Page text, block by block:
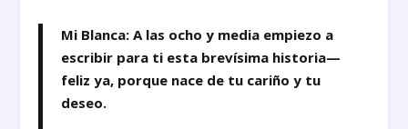
Mi Blanca: A las ocho y media empiezo a
escribir para ti esta brevísima historia—
feliz ya, porque nace de tu cariño y tu
deseo.